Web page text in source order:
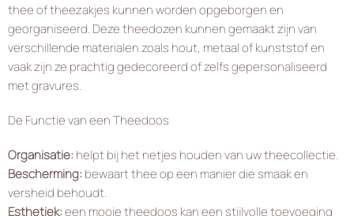
thee of theezakjes kunnen worden opgeborgen en
georganiseerd. Deze theedozen kunnen gemaakt zijn van
verschillende materialen zoals hout, metaal of kunststof en
vaak zijn ze prachtig gedecoreerd of zelfs gepersonaliseerd
met gravures.
De Functie van een Theedoos
Organisatie:helpt bij het netjes houden van uw theecollectie.
Bescherming:bewaart thee op een manier die smaak en
versheid behoudt.
Esthetiek:een mooie theedoos kan een stijlvolle toevoeging